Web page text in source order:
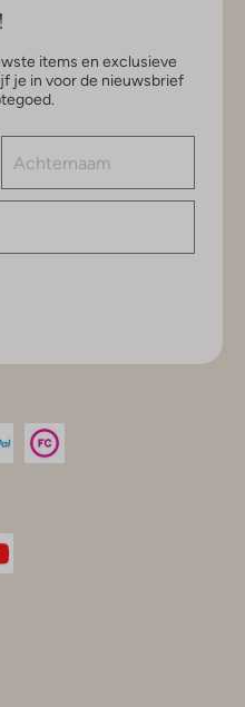
items en exclusieve
je in voor de nieuwsbrief